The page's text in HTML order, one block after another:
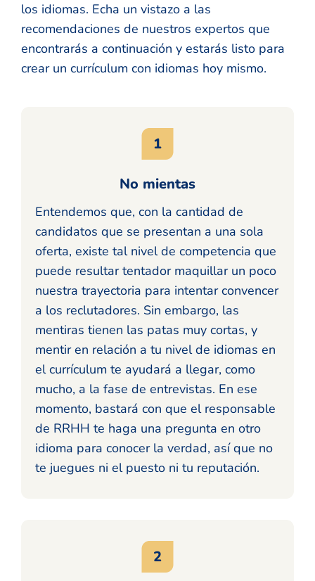
los idiomas. Echa un vistazo a las
recomendaciones de nuestros expertos que
encontrarás a continuación y estarás listo para
crear un currículum con idiomas hoy mismo.
No mientas
Entendemos que, con la cantidad de
candidatos que se presentan a una sola
oferta, existe tal nivel de competencia que
puede resultar tentador maquillar un poco
nuestra trayectoria para intentar convencer
a los reclutadores. Sin embargo, las
mentiras tienen las patas muy cortas, y
mentir en relación a tu nivel de idiomas en
el currículum te ayudará a llegar, como
mucho, a la fase de entrevistas. En ese
momento, bastará con que el responsable
de RRHH te haga una pregunta en otro
idioma para conocer la verdad, así que no
te juegues ni el puesto ni tu reputación.